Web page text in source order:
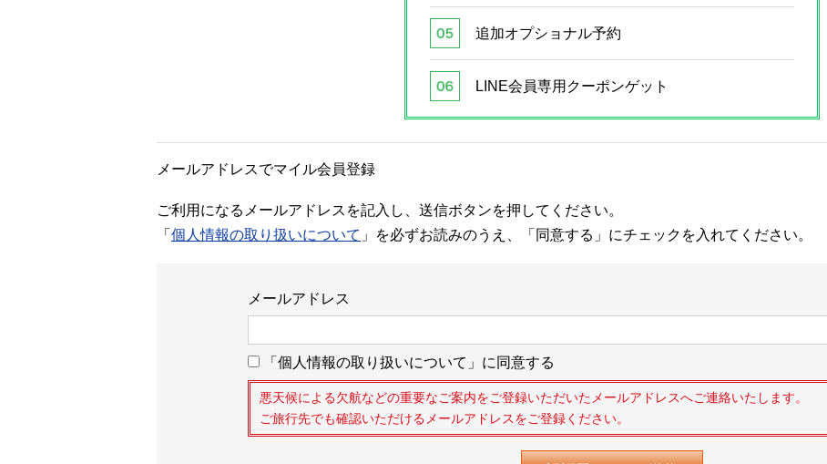
追加オプショナル予約
LINE会員専用クーポンゲット
メールアドレスでマイル会員登録
ご利用になるメールアドレスを記入し、送信ボタンを押してください。
「 個人情報の取り扱いについて 」を必ずお読みのうえ、「同意する」にチェックを入れてください。
メールアドレス
「個人情報の取り扱いについて」に同意する
悪天候による欠航などの重要なご案内をご登録いただいたメールアドレスへご連絡いたします。
ご旅行先でも確認いただけるメールアドレスをご登録ください。